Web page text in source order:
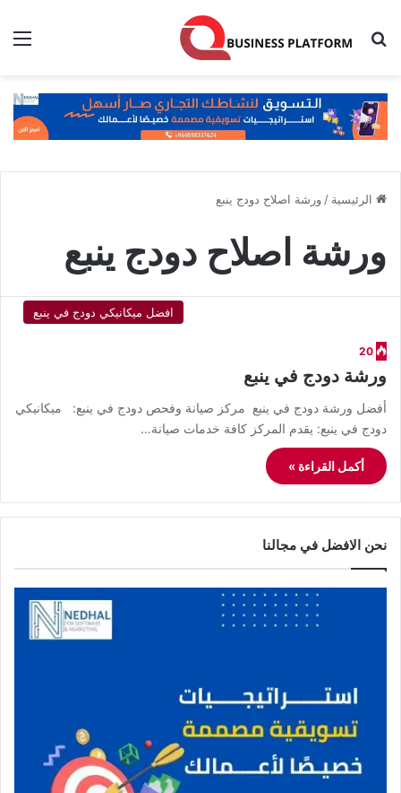
بحث عن
الرئيسية / ورشة اصلاح دودج ينبع
ورشة اصلاح دودج ينبع
افضل ميكانيكي دودج في ينبع
20
ورشة دودج في ينبع
أفضل ورشة دودج في ينبع مركز صيانة وفحص دودج في ينبع: ميكانيكي
دودج في ينبع: يقدم المركز كافة خدمات صيانة…
أكمل القراءة »
نحن الافضل في مجالنا